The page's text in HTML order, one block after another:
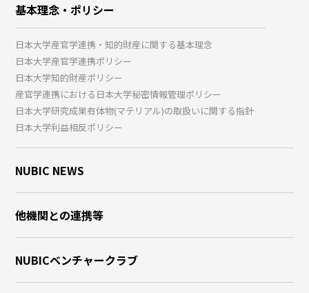
基本理念・ポリシー
日本大学産官学連携・知的財産に関する基本理念
日本大学産官学連携ポリシー
日本大学知的財産ポリシー
産官学連携における日本大学秘密情報管理ポリシー
日本大学研究成果有体物(マテリアル)の取扱いに関する指針
日本大学利益相反ポリシー
NUBIC NEWS
他機関との連携等
NUBICベンチャークラブ